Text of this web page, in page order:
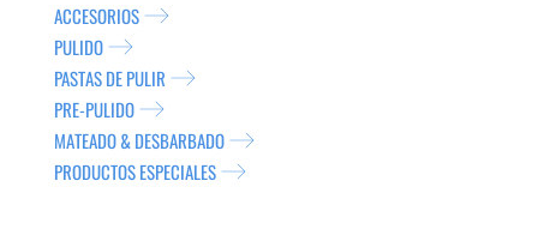
ACCESORIOS
PULIDO
PASTAS DE PULIR
PRE-PULIDO
MATEADO & DESBARBADO
PRODUCTOS ESPECIALES